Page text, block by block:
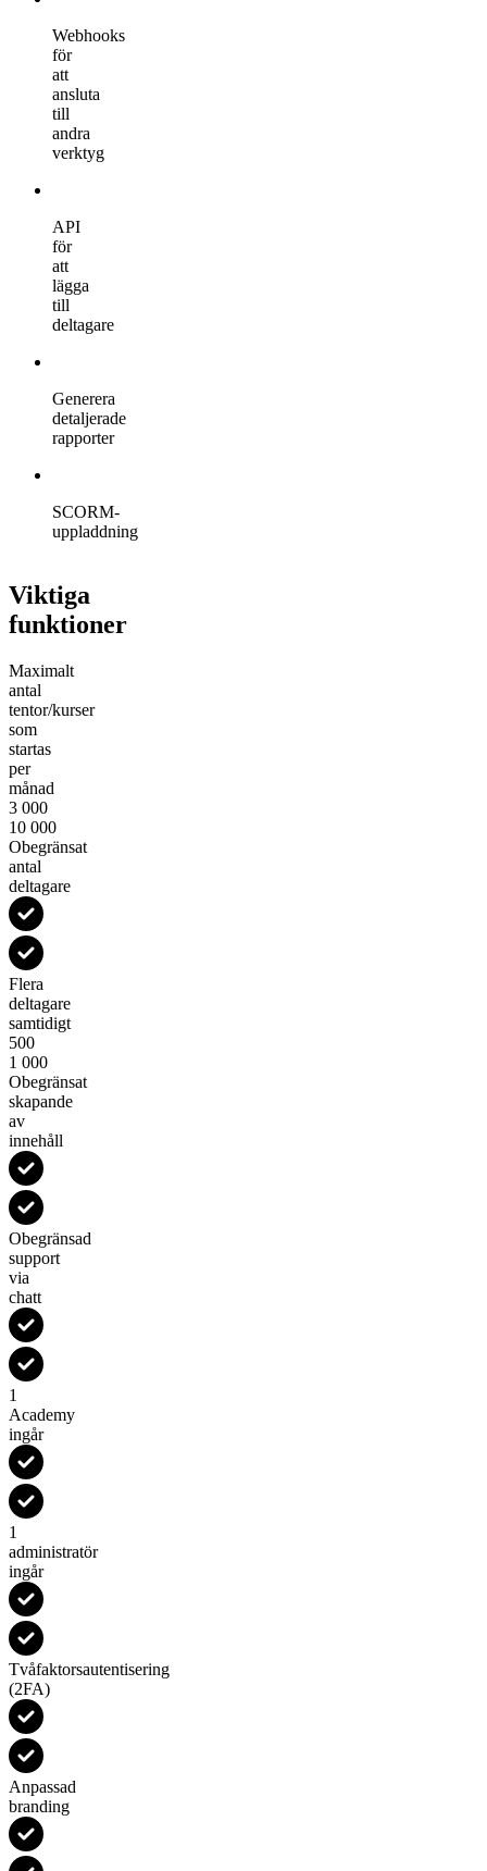
Webhooks
för
att
ansluta
till
andra
verktyg
API
för
att
lägga
till
deltagare
Generera
detaljerade
rapporter
SCORM-
uppladdning
Viktiga
funktioner
Maximalt
antal
tentor/kurser
som
startas
per
månad
3 000
10 000
Obegränsat
antal
deltagare
Flera
deltagare
samtidigt
500
1 000
Obegränsat
skapande
av
innehåll
Obegränsad
support
via
chatt
1
Academy
ingår
1
administratör
ingår
Tvåfaktorsautentisering
(2FA)
Anpassad
branding